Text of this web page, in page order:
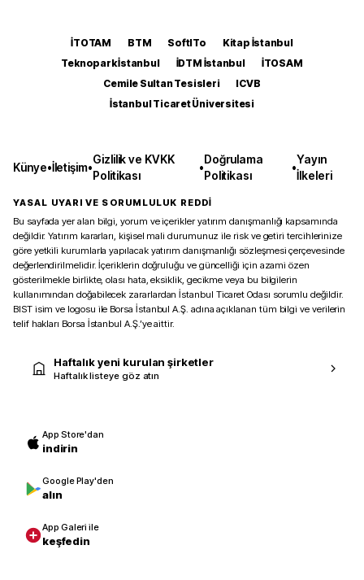
İTOTAM BTM SoftITo
Kitap İstanbul
Teknopark İstanbul
İDTM İstanbul
İTOSAM
Cemile Sultan Tesisleri
ICVB
İstanbul Ticaret Üniversitesi
Künye•İletişim•
Gizlilik ve KVKK
Politikası
•
Doğrulama
Politikası
•
Yayın
İlkeleri
YASAL UYARI VE SORUMLULUK REDDİ
Bu sayfada yer alan bilgi, yorum ve içerikler yatırım danışmanlığı kapsamında
değildir. Yatırım kararları, kişisel mali durumunuz ile risk ve getiri tercihlerinize
göre yetkili kurumlarla yapılacak yatırım danışmanlığı sözleşmesi çerçevesinde
değerlendirilmelidir. İçeriklerin doğruluğu ve güncelliği için azami özen
gösterilmekle birlikte, olası hata, eksiklik, gecikme veya bu bilgilerin
kullanımından doğabilecek zararlardan İstanbul Ticaret Odası sorumlu değildir.
BIST isim ve logosu ile Borsa İstanbul A.Ş. adına açıklanan tüm bilgi ve verilerin
telif hakları Borsa İstanbul A.Ş.’ye aittir.
Haftalık yeni kurulan şirketler
Haftalık listeye göz atın
App Store'dan
indirin
Google Play'den
alın
App Galeri ile
keşfedin